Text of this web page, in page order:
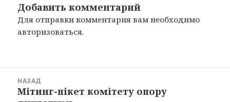
Добавить комментарий
Для отправки комментария вам необходимо
авторизоваться.
НАЗАД
Предыдущая
Мітинг-пікет комітету опору